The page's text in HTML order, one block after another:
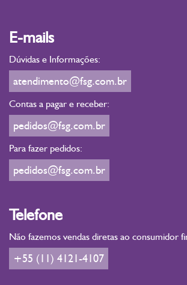
E-mails
Dúvidas e Informações:
atendimento@fsg.com.br
Contas a pagar e receber:
pedidos@fsg.com.br
Para fazer pedidos:
pedidos@fsg.com.br
Telefone
Não fazemos vendas diretas ao consumidor
+55 (11) 4121-4107